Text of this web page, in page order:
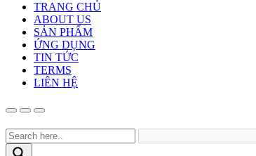
TRANG CHỦ
ABOUT US
SẢN PHẨM
ỨNG DỤNG
TIN TỨC
TERMS
LIÊN HỆ